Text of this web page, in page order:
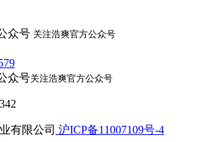
关注浩爽官方公众号
关注浩爽官方公众号
有限公司 沪ICP备11007109号-4